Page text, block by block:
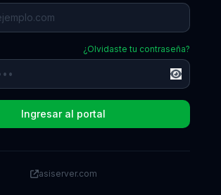
¿Olvidaste tu contraseña?
Ingresar al portal
asiserver.com